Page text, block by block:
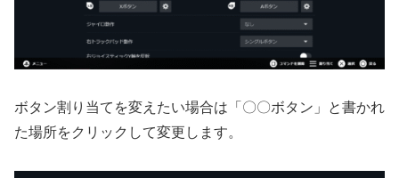
ボタン割り当てを変えたい場合は「〇〇ボタン」と書かれ
た場所をクリックして変更します。